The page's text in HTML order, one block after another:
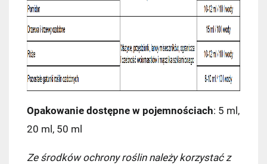
Opakowanie dostępne w pojemnościach: 5 ml,
20 ml, 50 ml
Ze środków ochrony roślin należy korzystać z
Kurier InPost 14,99 zł
InPost Paczkomat 24/7
(przewidywana
dostawa: następny dzień roboczy)
14,99 zł
Kurier GLS